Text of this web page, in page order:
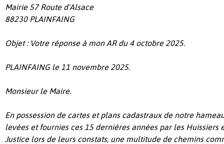
Mairie 57 Route d'Alsace
88230 PLAINFAING
Objet : Votre réponse à mon AR du 4 octobre 2025.
PLAINFAING le 11 novembre 2025.
Monsieur le Maire.
En possession de cartes et plans cadastraux de notre
levées et fournies ces 15 dernières années par les Huissiers
Justice lors de leurs constats, une multitude de chemins